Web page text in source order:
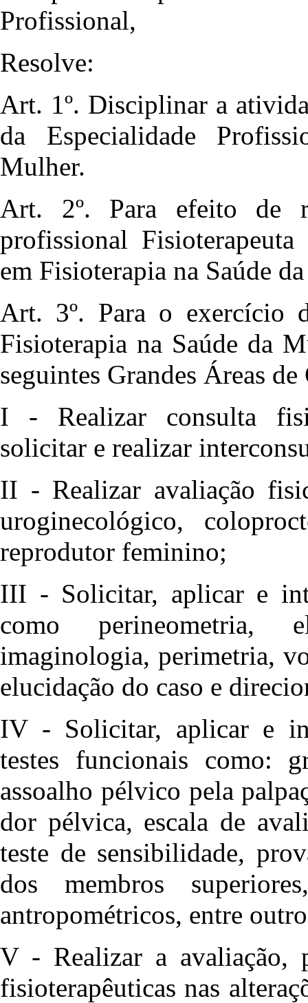
Profissional,
Resolve:
Art. 1º. Disciplinar a
da Especialidade
Mulher.
Art. 2º. Para efeito de
profissional
em Fisioterapia na Saúde
Art. 3º. Para o exercício
Fisioterapia na Saúde da
seguintes Grandes Áreas
I - Realizar consulta
solicitar e realizar
II - Realizar avaliação
uroginecológico,
reprodutor feminino;
III - Solicitar, aplicar e
como perineometria,
imaginologia, perimetria,
elucidação do caso e
IV - Solicitar, aplicar e
testes funcionais como:
assoalho pélvico pela
dor pélvica, escala de
teste de sensibilidade,
dos membros
antropométricos, entre
V - Realizar a avaliação,
fisioterapêuticas nas